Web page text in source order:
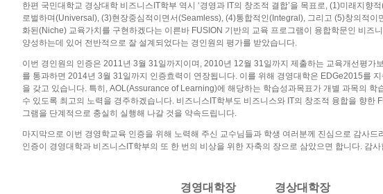
한편 국민대학교 경상대학 비즈니스IT학부 역시 ‘경영과 IT의 창조적 결합’을 목표로, (1)미래지향
로벌하며(Universal), (3)현장중심적이면서(Seamless), (4)통합적인(Integral), 그리고 (5)창의적이
화된(Niche) 교육가치를 구현하겠다는 이른바 FUSION 기반의 교육 프로그램이 융합학문인 비즈
양성하는데 있어 전반적으로 잘 설계되었다는 경인원의 평가를 받았습니다.
이번 경인원의 인증은 2011년 3월 31일까지이며, 2010년 12월 31일까지 제출하는 교육개선평가
를 통과하면 2014년 3월 31일까지 인증효력이 연장됩니다. 이를 위해 경영대학은 EDGe2015를 지
을 갖고 있습니다. 특히, AOL(Assurance of Learning)에 해당하는 학습성과목표가 개별 과목의 학
수 있도록 최고의 노력을 경주하겠습니다. 비즈니스IT학부도 비즈니스와 IT의 창조적 융합을 향한
그램을 단계적으로 충실히 실행해 나갈 것을 약속드립니다.
마지막으로 이번 경영학교육 인증을 위해 노력해 주신 교수님들과 학생 여러분께 진심으로 감사드
인증이 경영대학과 비즈니스IT학부의 또 한 번의 비상을 위한 자축의 장으로 삼았으면 합니다. 감사
경영대학장 경상대학장